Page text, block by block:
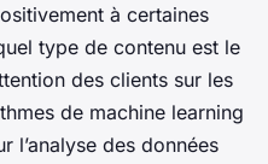
à certaines
type de contenu est le
des clients sur les
de machine learning
l’analyse des données